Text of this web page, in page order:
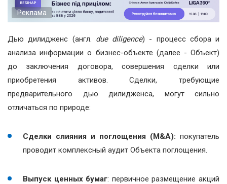
Реклама
Дью дилидженс (англ. due diligence) - процесс сбора и
анализа информации о бизнес-объекте (далее - Объект)
до заключения договора, совершения сделки или
приобретения активов. Сделки, требующие
предварительного дью дилидженса, могут сильно
отличаться по природе:
Сделки слияния и поглощения (M&A): покупатель
проводит комплексный аудит Объекта поглощения.
Выпуск ценных бумаг: первичное размещение акций